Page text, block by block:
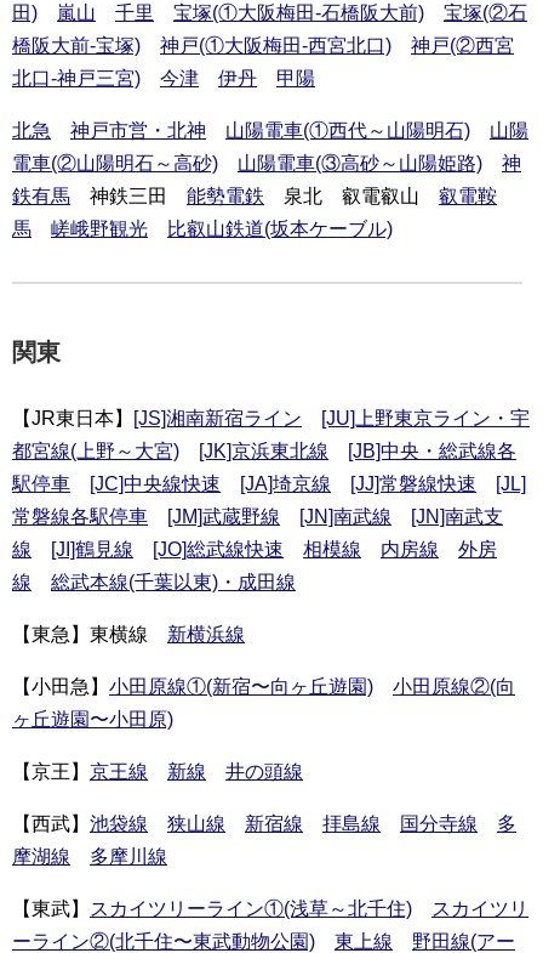
田)
嵐山 千里 宝塚(①大阪梅田-石橋阪大前)
宝塚(②石
橋阪大前-宝塚)
神戸(①大阪梅田-西宮北口)
神戸(②西宮
北口-神戸三宮)
今津 伊丹 甲陽
北急 神戸市営・北神 山陽電車(①西代～山陽明石)
山陽
電車(②山陽明石～高砂)
山陽電車(③高砂～山陽姫路)
神
鉄有馬 神鉄三田 能勢電鉄 泉北 叡電叡山 叡電鞍
馬
嵯峨野観光 比叡山鉄道(坂本ケーブル)
関東
【JR東日本】 [JS]湘南新宿ライン
[JU]上野東京ライン・宇
都宮線(上野～大宮)
[JK]京浜東北線
[JB]中央・総武線各
駅停車
[JC]中央線快速 [JA]埼京線 [JJ]常磐線快速
[JL]
常磐線各駅停車
[JM]武蔵野線 [JN]南武線
[JN]南武支
線
[JI]鶴見線 [JO]総武線快速 相模線 内房線
外房
線
総武本線(千葉以東)・成田線
【東急】東横線 新横浜線
【小田急】 小田原線①(新宿〜向ヶ丘遊園)
小田原線②(向
ヶ丘遊園〜小田原)
【京王】 京王線 新線 井の頭線
【西武】 池袋線 狭山線 新宿線 拝島線 国分寺線
多
摩湖線
多摩川線
【東武】 スカイツリーライン①(浅草～北千住)
スカイツリ
ーライン②(北千住〜東武動物公園)
東上線
野田線(アー